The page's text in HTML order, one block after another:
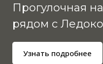
Прогулочная
рядом с
Узнать подробнее